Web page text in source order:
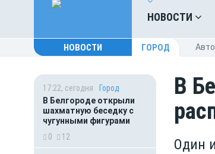
НОВОСТИ
НОВОСТИ ГОРОД Авто
17:22, сегодня
Город
В Белгороде открыли
шахматную беседку с
чугунными фигурами
0
12
В
Один